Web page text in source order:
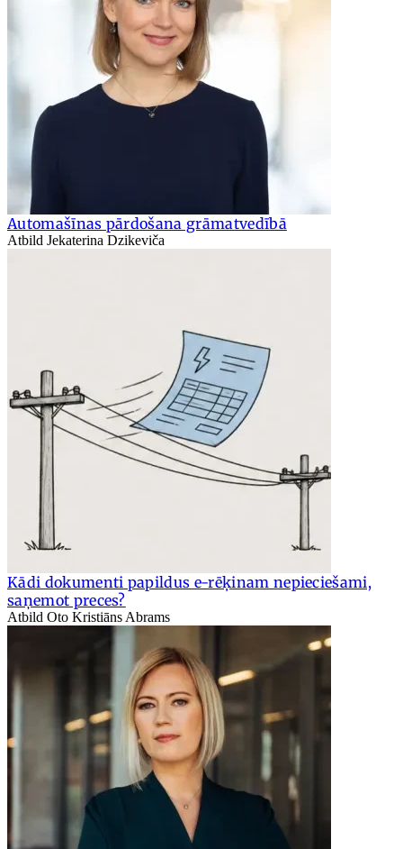
Automašīnas pārdošana grāmatvedībā
Atbild Jekaterina Dzikeviča
Kādi dokumenti papildus e-rēķinam nepieciešami,
saņemot preces?
Atbild Oto Kristiāns Abrams